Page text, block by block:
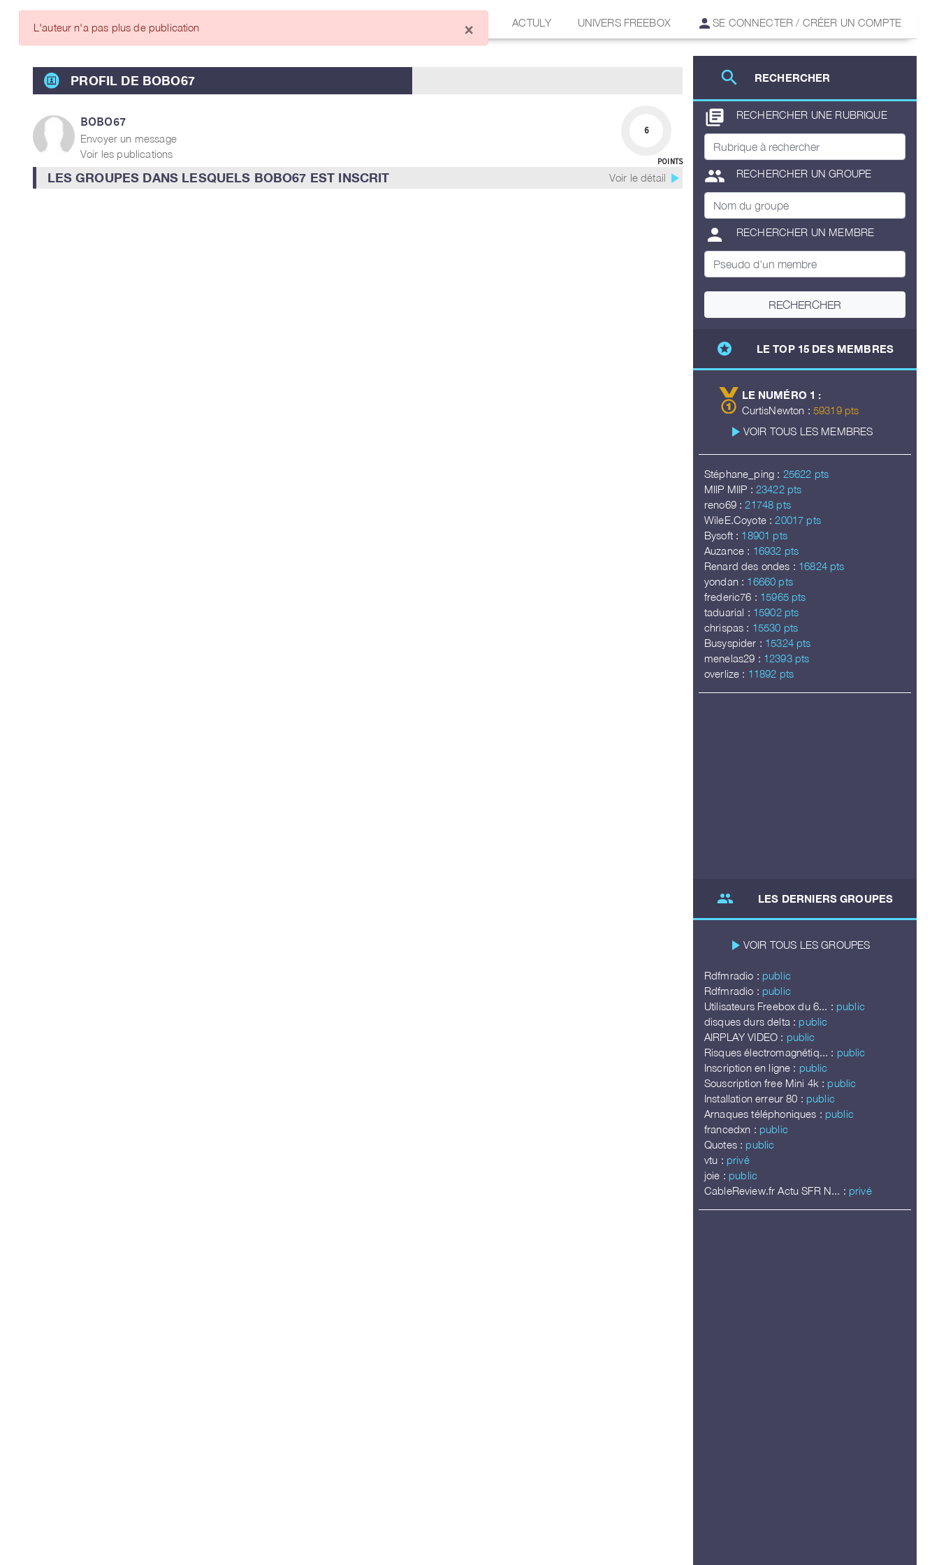
ARTICLES DES MEMBRES ACTULY UNIVERS FREEBOX SE CONNECTER / CRÉER UN COMPTE
search RECHERCHER
library_books RECHERCHER UNE RUBRIQUE
group RECHERCHER UN GROUPE
person RECHERCHER UN MEMBRE
RECHERCHER
stars LE TOP 15 DES MEMBRES
LE NUMÉRO 1 :
CurtisNewton : 59319 pts
play_arrow VOIR TOUS LES MEMBRES
Stéphane_ping : 25622 pts
MIIP MIIP : 23422 pts
reno69 : 21748 pts
WileE.Coyote : 20017 pts
Bysoft : 18901 pts
Auzance : 16932 pts
Renard des ondes : 16824 pts
yondan : 16660 pts
frederic76 : 15965 pts
taduarial : 15902 pts
chrispas : 15530 pts
Busyspider : 15324 pts
menelas29 : 12393 pts
overlize : 11892 pts
group LES DERNIERS GROUPES
play_arrow VOIR TOUS LES GROUPES
Rdfmradio : public
Rdfmradio : public
Utilisateurs Freebox du 6... : public
disques durs delta : public
AIRPLAY VIDEO : public
Risques électromagnétiq... : public
Inscription en ligne : public
Souscription free Mini 4k : public
Installation erreur 80 : public
Arnaques téléphoniques : public
francedxn : public
Quotes : public
vtu : privé
joie : public
CableReview.fr Actu SFR N... : privé
PROFIL DE BOBO67
BOBO67
Envoyer un message
Voir les publications
6
POINTS
LES GROUPES DANS LESQUELS BOBO67 EST INSCRIT Voir le détail play_arrow
L'auteur n'a pas plus de publication ×